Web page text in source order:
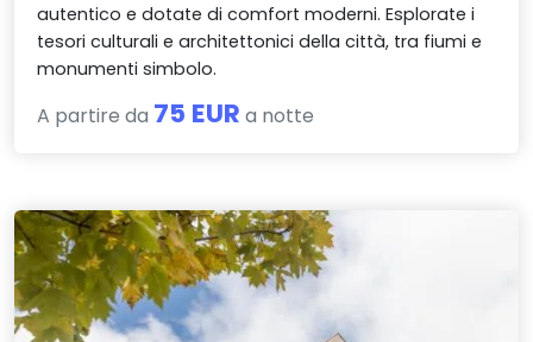
autentico e dotate di comfort moderni. Esplorate i
tesori culturali e architettonici della città, tra fiumi e
monumenti simbolo.
A partire da 75 EUR a notte